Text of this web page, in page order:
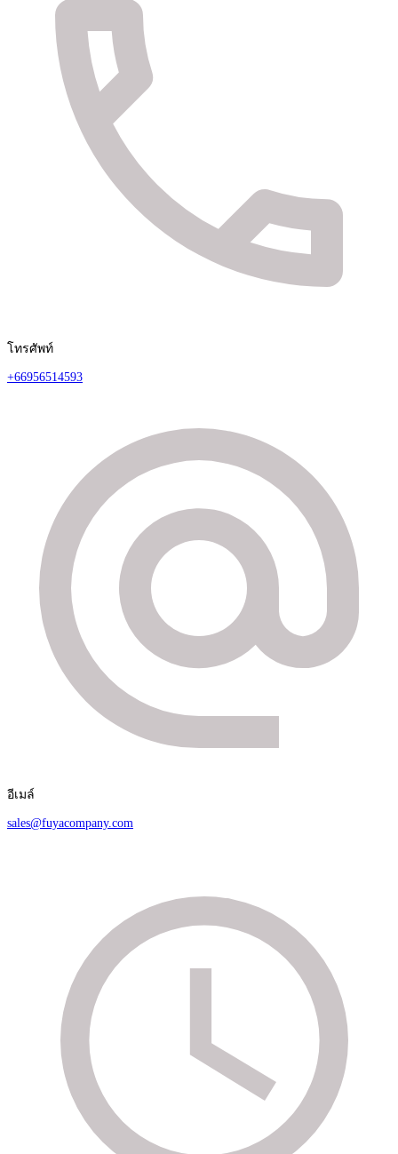
สไตล์ของคุณ
โทรศัพท์
+66956514593
อีเมล์
sales@fuyacompany.com